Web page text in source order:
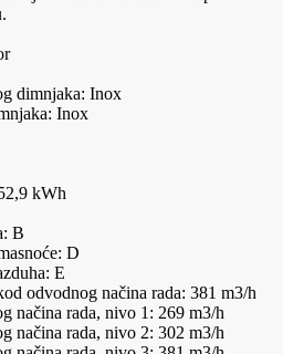
dimnjaka: Inox
Inox
kWh
B
D
E
odvodnog načina rada: 381 m3/h
načina rada, nivo 1: 269 m3/h
načina rada, nivo 2: 302 m3/h